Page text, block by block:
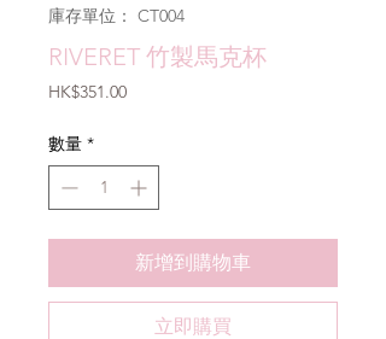
庫存單位： CT004
RIVERET 竹製馬克杯
HK$351.00價
數量 *
新增到購物車
立即購買